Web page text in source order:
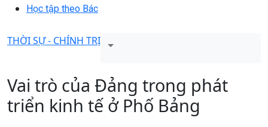
Học tập theo Bác
THỜI SỰ - CHÍNH TRỊ
Vai trò của Đảng trong phát
triển kinh tế ở Phố Bảng